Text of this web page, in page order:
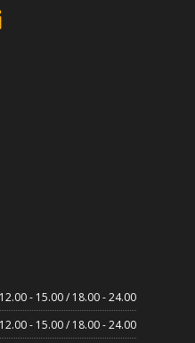
12.00 - 15.00 / 18.00 - 24.00
12.00 - 15.00 / 18.00 - 24.00